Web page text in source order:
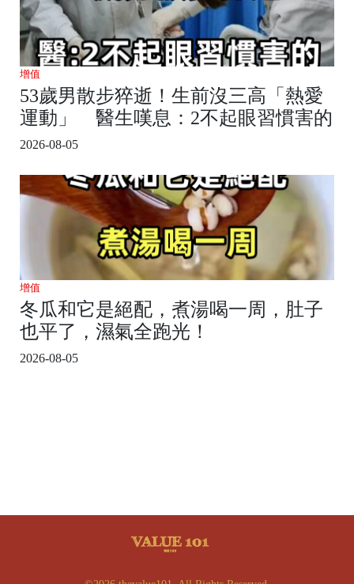
增值
53歲男散步猝逝！生前沒三高「熱愛
運動」 醫生嘆息：2不起眼習慣害的
2026-08-05
增值
冬瓜和它是絕配，煮湯喝一周，肚子
也平了，濕氣全跑光！
2026-08-05